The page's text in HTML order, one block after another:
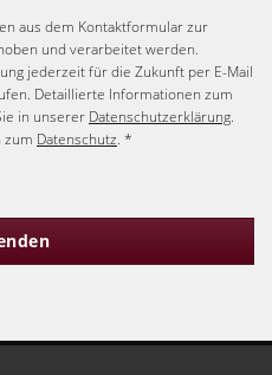
aus dem Kontaktformular zur
und verarbeitet werden.
jederzeit für die Zukunft per E-Mail
Detaillierte Informationen zum
in unserer Datenschutzerklärung.
zum Datenschutz. *